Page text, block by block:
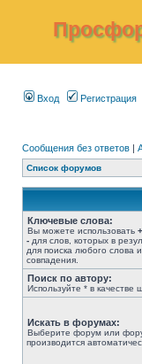
Вход Регистрация
Сообщения без ответов |
Список форумов
Ключевые слова:
Вы можете использовать +
- для слов, которых в
для поиска любого слова
совпадения.
Поиск по автору:
Используйте * в качестве
Искать в форумах:
Выберите форум или
производится